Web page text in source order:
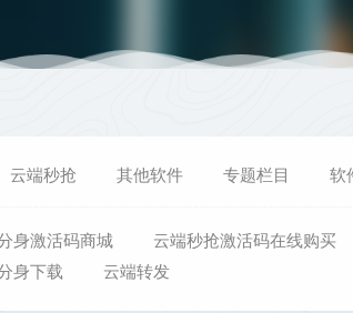
云端秒抢 其他软件 专题栏目 软
身激活码商城 云端秒抢激活码在线购买
身下载 云端转发